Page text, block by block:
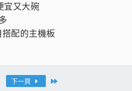
宜又大碗
配的主機板
下一頁